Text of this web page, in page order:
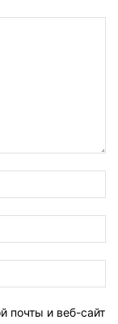
почты и веб-сайт